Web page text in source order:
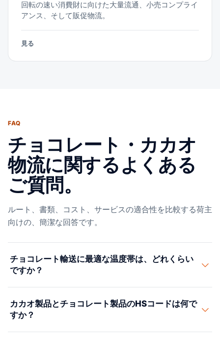
回転の速い消費財に向けた大量流通、小売コンプライ
アンス、そして販促物流。
見る
FAQ
チョコレート・カカオ
物流に関するよくある
ご質問。
ルート、書類、コスト、サービスの適合性を比較する荷主
向けの、簡潔な回答です。
チョコレート輸送に最適な温度帯は、どれくらい
ですか？
50%未満で船積みするのが適切です。75°Fを超えるとフ
ァットブルームが起き、55°Fを下回ると、常温に戻った
ときにシュガーブルームが出ることがあります。当社は
カカオ製品とチョコレート製品のHSコードは何で
すか？